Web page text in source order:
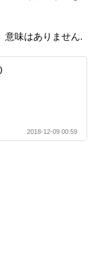
意味はありません.
2018-12-09 00:59